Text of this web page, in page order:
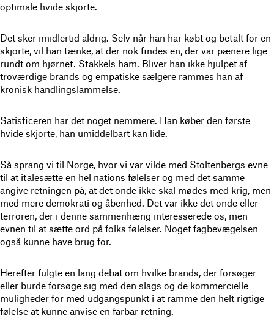
optimale hvide skjorte.
Det sker imidlertid aldrig. Selv når han har købt og betalt for en
skjorte, vil han tænke, at der nok findes en, der var pænere lige
rundt om hjørnet. Stakkels ham. Bliver han ikke hjulpet af
troværdige brands og empatiske sælgere rammes han af
kronisk handlingslammelse.
Satisficeren har det noget nemmere. Han køber den første
hvide skjorte, han umiddelbart kan lide.
Så sprang vi til Norge, hvor vi var vilde med Stoltenbergs evne
til at italesætte en hel nations følelser og med det samme
angive retningen på, at det onde ikke skal mødes med krig, men
med mere demokrati og åbenhed. Det var ikke det onde eller
terroren, der i denne sammenhæng interesserede os, men
evnen til at sætte ord på folks følelser. Noget fagbevægelsen
også kunne have brug for.
Herefter fulgte en lang debat om hvilke brands, der forsøger
eller burde forsøge sig med den slags og de kommercielle
muligheder for med udgangspunkt i at ramme den helt rigtige
følelse at kunne anvise en farbar retning.